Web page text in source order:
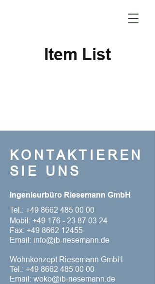
Item List
KONTAKTIEREN
SIE UNS
Ingenieurbüro Riesemann GmbH
Tel.: +49 8662 485 00 00
Mobil: +49 176 - 23 87 03 24
Fax: +49 8662 12455
Email: info@ib-riesemann.de
Wohnkonzept Riesemann GmbH
Tel.: +49 8662 485 00 00
Email: woko@ib-riesemann.de